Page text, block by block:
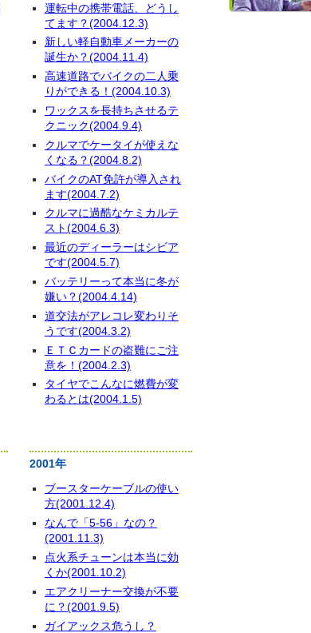
運転中の携帯電話、どうし
てます？(2004.12.3)
新しい軽自動車メーカーの
誕生か？(2004.11.4)
高速道路でバイクの二人乗
りができる！(2004.10.3)
ワックスを長持ちさせるテ
クニック(2004.9.4)
クルマでケータイが使えな
くなる？(2004.8.2)
バイクのAT免許が導入され
ます(2004.7.2)
クルマに過酷なケミカルテ
スト(2004.6.3)
最近のディーラーはシビア
です(2004.5.7)
バッテリーって本当に冬が
嫌い？(2004.4.14)
道交法がアレコレ変わりそ
うです(2004.3.2)
ＥＴＣカードの盗難にご注
意を！(2004.2.3)
タイヤでこんなに燃費が変
わるとは(2004.1.5)
2001年
ブースターケーブルの使い
方(2001.12.4)
なんで「5-56」なの？
(2001.11.3)
点火系チューンは本当に効
くか(2001.10.2)
エアクリーナー交換が不要
に？(2001.9.5)
ガイアックス危うし？